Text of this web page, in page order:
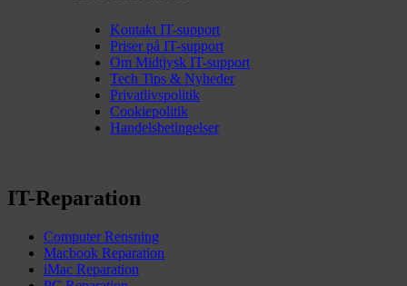
Kontakt IT-support
Priser på IT-support
Om Midtjysk IT-support
Tech Tips & Nyheder
Privatlivspolitik
Cookiepolitik
Handelsbetingelser
IT-Reparation
Computer Rensning
Macbook Reparation
iMac Reparation